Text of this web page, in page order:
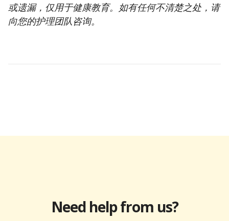
或遗漏，仅用于健康教育。如有任何不清楚之处，请
向您的护理团队咨询。
Need help from us?